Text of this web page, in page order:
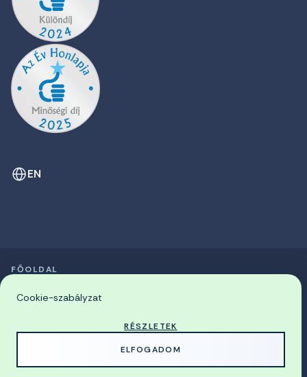
EN
© 2026 Miskolci Egyetem
FŐOLDAL
Cookie-szabályzat
RÉSZLETEK
ELFOGADOM